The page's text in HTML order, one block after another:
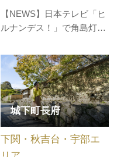
【NEWS】日本テレビ「ヒ
ルナンデス！」で角島灯台
11月27日放送「ナンチャン
と行く！今が旬の山口でテ
ンション爆上げツアー」角
島の西端に位置し、日本海
側初の洋式灯台が立つ公
園。石造りの灯台は明治9
年に初点灯し、今でもなお
現役で活躍中…
城下町長府
下関・秋吉台・宇部エ